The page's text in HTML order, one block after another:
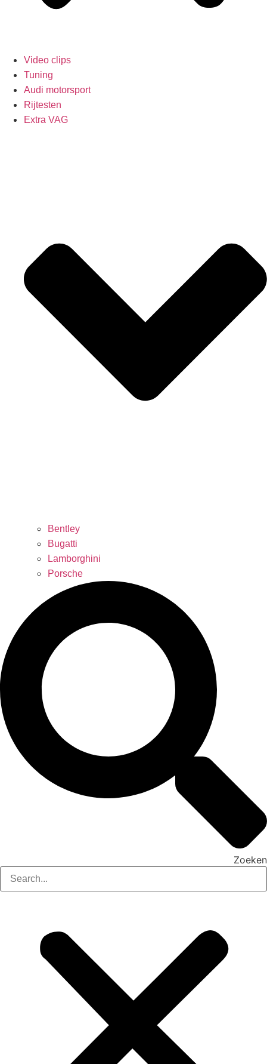
Video clips
Tuning
Audi motorsport
Rijtesten
Extra VAG
Bentley
Bugatti
Lamborghini
Porsche
Zoeken